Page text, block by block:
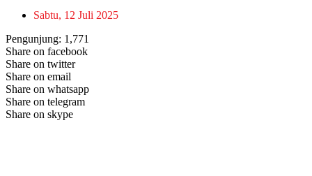
Sabtu, 12 Juli 2025
Pengunjung: 1,771
Share on facebook
Share on twitter
Share on email
Share on whatsapp
Share on telegram
Share on skype